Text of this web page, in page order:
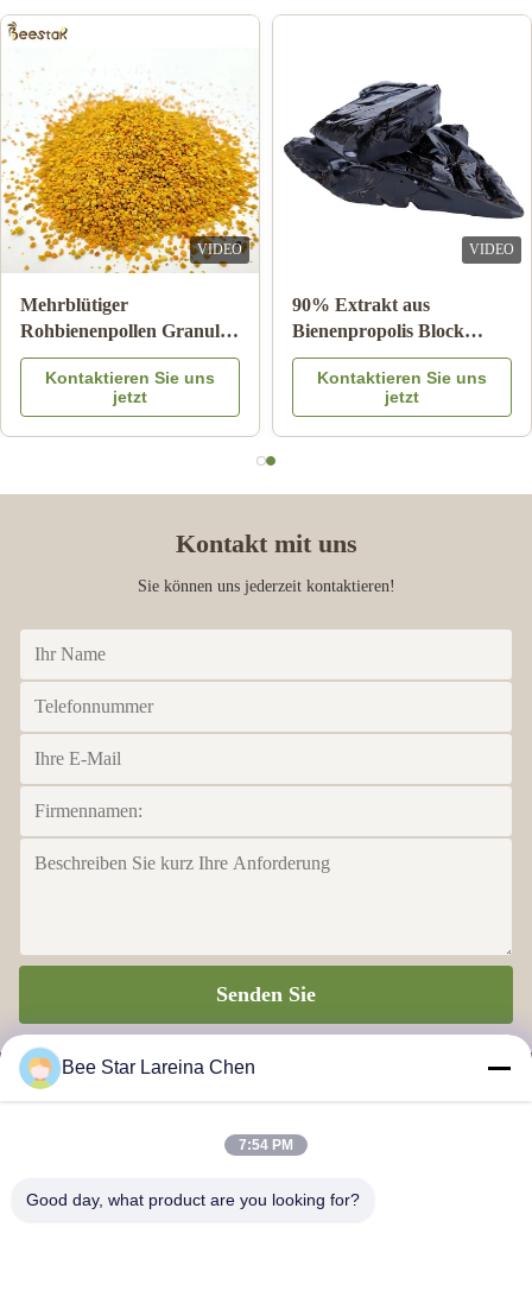
A Alexander skyler
Jun 19.2025
The quality feels premium, way better than the royal jelly I
bought locally. It’s clear the brand prioritizes freshness and purity,
which makes me trust their products. Highly recommend!
B Besi Mirzo
good service and product
VIDEO
Mehrblütiger
Rohbienenpollen Granulat
25kg Karton
Nahrungsergänzungsmittel
Kontaktieren Sie uns
jetzt
VIDEO
90% Extrakt aus
Bienenpropolis Block
Bienenprodukte für die
Gesundheitsversorgung
aus Bienenstern
Kontaktieren Sie uns
jetzt
Kontakt mit uns
Sie können uns jederzeit kontaktieren!
Senden Sie
BIENEN-STERN, ZUM IHRES WUNDERBAREN HONIG-
Bee Star Lareina Chen
7:54 PM
Good day, what product are you looking for?